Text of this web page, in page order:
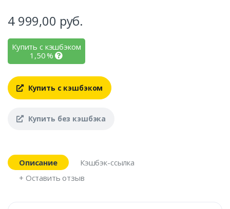
4 999,00 руб.
Купить с кэшбэком
1,50%
Купить с кэшбэком
Купить без кэшбэка
Описание
Кэшбэк-ссылка
+ Оставить отзыв